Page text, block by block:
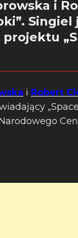
i
i Robert